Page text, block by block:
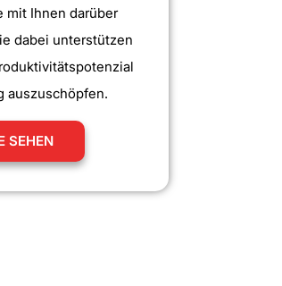
mit Ihnen darüber
dabei unterstützen
auszuschöpfen.
SEHEN